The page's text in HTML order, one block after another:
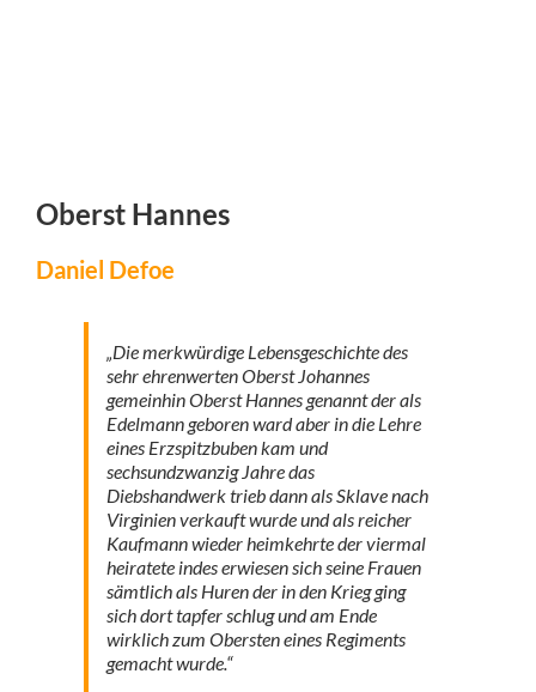
Oberst Hannes
Daniel Defoe
„Die merkwürdige Lebensgeschichte des
sehr ehrenwerten Oberst Johannes
gemeinhin Oberst Hannes genannt der als
Edelmann geboren ward aber in die Lehre
eines Erzspitzbuben kam und
sechsundzwanzig Jahre das
Diebshandwerk trieb dann als Sklave nach
Virginien verkauft wurde und als reicher
Kaufmann wieder heimkehrte der viermal
heiratete indes erwiesen sich seine Frauen
sämtlich als Huren der in den Krieg ging
sich dort tapfer schlug und am Ende
wirklich zum Obersten eines Regiments
gemacht wurde.“